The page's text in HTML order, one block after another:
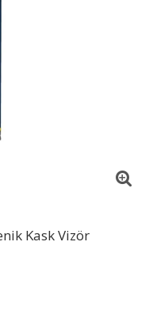
Kask Vizör